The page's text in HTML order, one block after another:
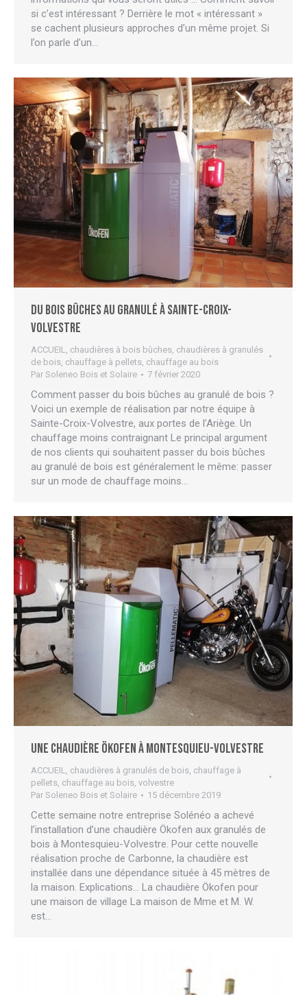
si c’est intéressant ? Derrière le mot « intéressant »
se cachent plusieurs approches d’un même projet. Si
l’on parle d’un…
Du bois bûches au granulé à Sainte-Croix-
Volvestre
ACCUEIL chaudières à bois bûches chaudières à granulés
de bois chauffage à pellets chauffage au bois
Par Soleneo Bois et Solaire 7 février 2020
Comment passer du bois bûches au granulé de bois ?
Voici un exemple de réalisation par notre équipe à
Sainte-Croix-Volvestre, aux portes de l’Ariège. Un
chauffage moins contraignant Le principal argument
de nos clients qui souhaitent passer du bois bûches
au granulé de bois est généralement le même: passer
sur un mode de chauffage moins…
Une chaudière Ökofen à Montesquieu-Volvestre
ACCUEIL chaudières à granulés de bois chauffage à
pellets chauffage au bois volvestre
Par Soleneo Bois et Solaire 15 décembre 2019
Cette semaine notre entreprise Solénéo a achevé
l’installation d’une chaudière Ökofen aux granulés de
bois à Montesquieu-Volvestre. Pour cette nouvelle
réalisation proche de Carbonne, la chaudière est
installée dans une dépendance située à 45 mètres de
la maison. Explications… La chaudière Ökofen pour
une maison de village La maison de Mme et M. W.
est…